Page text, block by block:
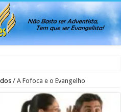
evitar colapso da natalidade, afirma
/ A Fofoca e o Evangelho